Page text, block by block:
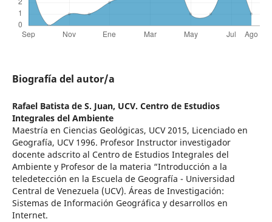
Biografía del autor/a
Rafael Batista de S. Juan, UCV. Centro de Estudios
Integrales del Ambiente
Maestría en Ciencias Geológicas, UCV 2015, Licenciado en
Geografía, UCV 1996. Profesor Instructor investigador
docente adscrito al Centro de Estudios Integrales del
Ambiente y Profesor de la materia “Introducción a la
teledetección en la Escuela de Geografía - Universidad
Central de Venezuela (UCV). Áreas de Investigación:
Sistemas de Información Geográfica y desarrollos en
Internet.